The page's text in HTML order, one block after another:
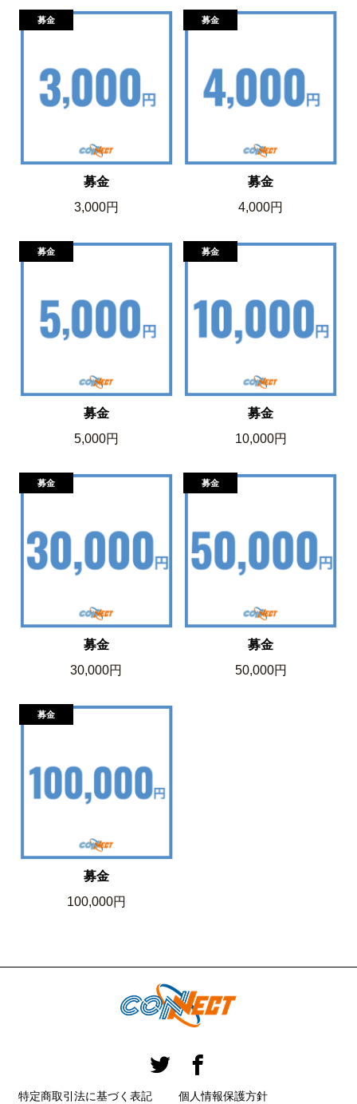
募金
3,000円
募金
4,000円
募金
5,000円
募金
10,000円
募金
30,000円
募金
50,000円
募金
100,000円
特定商取引法に基づく表記 個人情報保護方針